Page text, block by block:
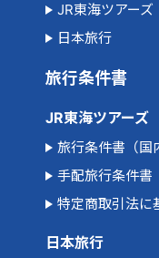
JR東海ツアーズ
日本旅行
旅行条件書
JR東海ツアーズ
旅行条件書（国
手配旅行条件書
特定商取引法に
日本旅行